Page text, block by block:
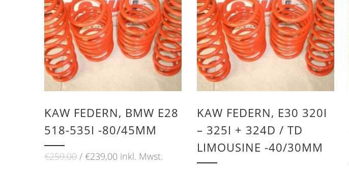
KAW FEDERN, BMW E28
518-535I -80/45MM
€259,00Ursprünglicher
€239,00Aktueller
inkl. Mwst.
KAW FEDERN, E30 320I
– 325I + 324D / TD
LIMOUSINE -40/30MM